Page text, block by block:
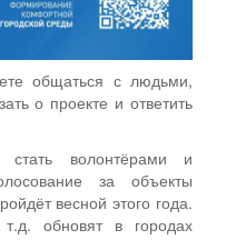
общаться с людьми,
о проекте и ответить
стать волонтёрами и
за объекты
весной этого года.
обновят в городах